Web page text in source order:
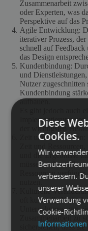
Zusammenarbeit
oder Experten, was
Perspektive auf das
Agile Entwicklung:
iterativer Prozess,
schnell auf
das Design
Kundenbindung:
und
Nutzer
Kundenbindung
aufbauen.
Implementierung
der wichtigsten
Zeit und
und die Ergebnisse
müssen
Ressourcen
Kulturelle
oft kulturelle
Unternehmens, um
sicherstellen, dass
Diese
Cookies.
Wir
verbessern.
unserer
Verwendung
Cookie-
Informationen